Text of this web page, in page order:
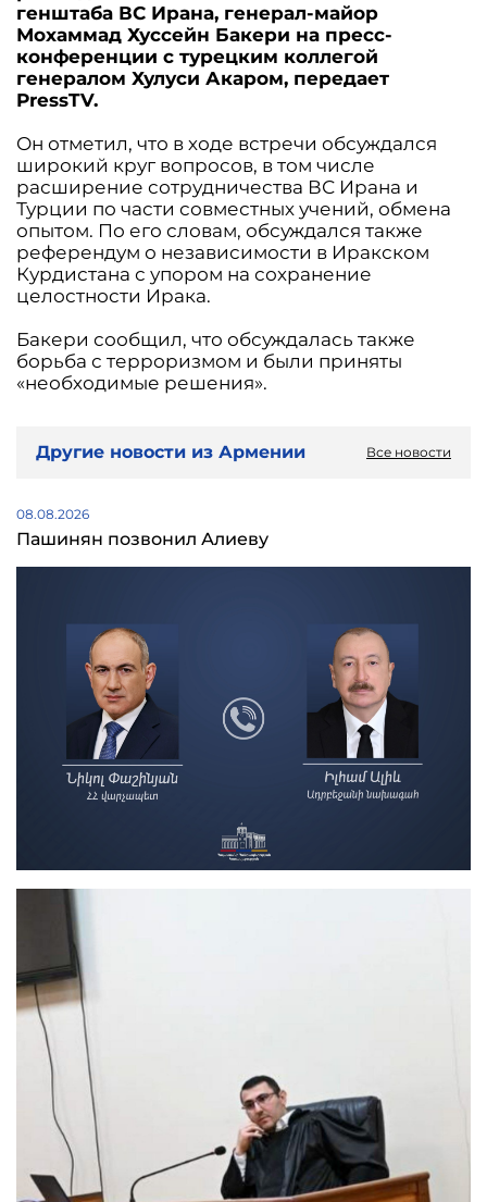
генштаба ВС Ирана, генерал-майор
Мохаммад Хуссейн Бакери на пресс-
конференции с турецким коллегой
генералом Хулуси Акаром, передает
PressTV.
Он отметил, что в ходе встречи обсуждался
широкий круг вопросов, в том числе
расширение сотрудничества ВС Ирана и
Турции по части совместных учений, обмена
опытом. По его словам, обсуждался также
референдум о независимости в Иракском
Курдистана с упором на сохранение
целостности Ирака.
Бакери сообщил, что обсуждалась также
борьба с терроризмом и были приняты
«необходимые решения».
Другие новости из Армении Все новости
08.08.2026
Пашинян позвонил Алиеву